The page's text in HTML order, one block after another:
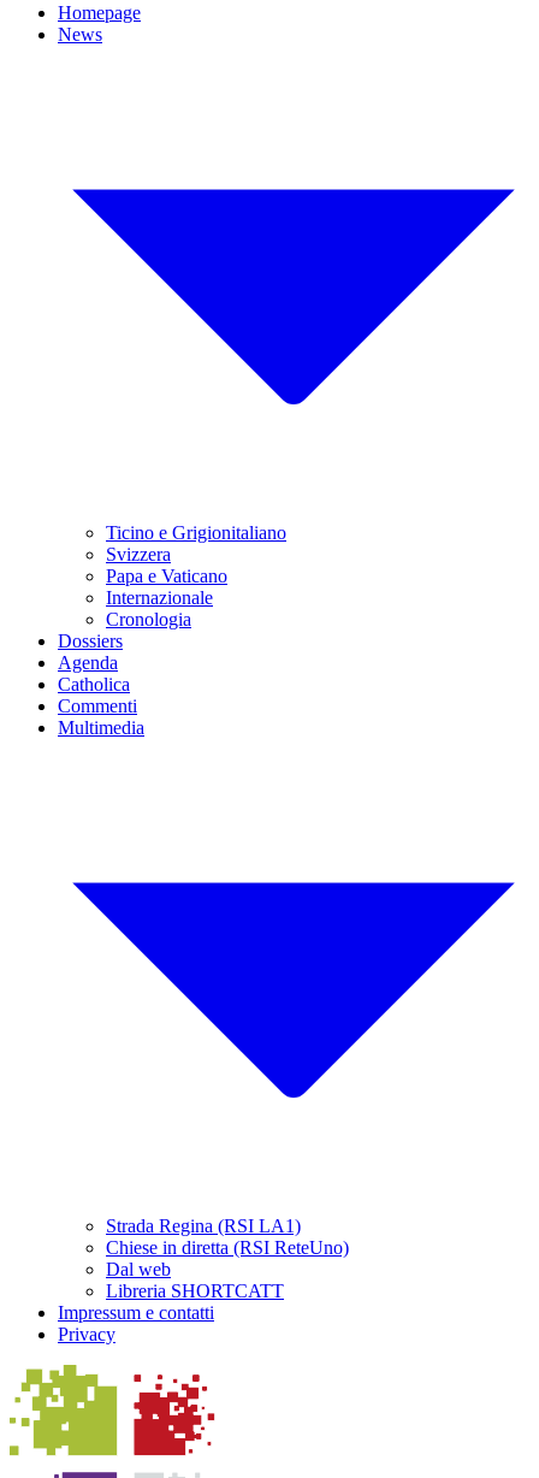
Homepage
News
Ticino e Grigionitaliano
Svizzera
Papa e Vaticano
Internazionale
Cronologia
Dossiers
Agenda
Catholica
Commenti
Multimedia
Strada Regina (RSI LA1)
Chiese in diretta (RSI ReteUno)
Dal web
Libreria SHORTCATT
Impressum e contatti
Privacy